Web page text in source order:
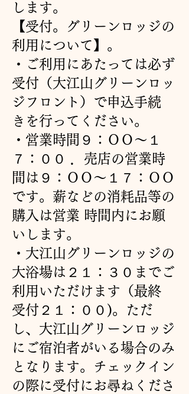
します。
【受付。グリーンロッジの
利用について】。
・ご利用にあたっては必ず
受付（大江山グリーンロッ
ジフロント）で申込手続
きを行ってください。
・営業時間９：ＯＯ～１
７：００ ．売店の営業時
間は９：ＯＯ～１７：ＯＯ
です。薪などの消耗品等の
購入は営業 時間内にお願
いします。
・大江山グリーンロッジの
大浴場は２１：３０までご
利用いただけます（最終
受付２１：００)。ただ
し、大江山グリーンロッジ
にご宿泊者がいる場合のみ
となります。チェックイン
の際に受付にお尋ねくださ